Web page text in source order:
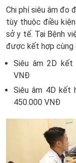
Chi phí siêu âm đo
tùy thuộc điều
sở y tế. Tại Bệnh
được kết hợp cùng
Siêu âm 2D kết
VNĐ
Siêu âm 4D kết
450.000 VNĐ